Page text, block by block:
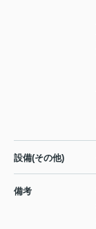
設備(その他)
備考